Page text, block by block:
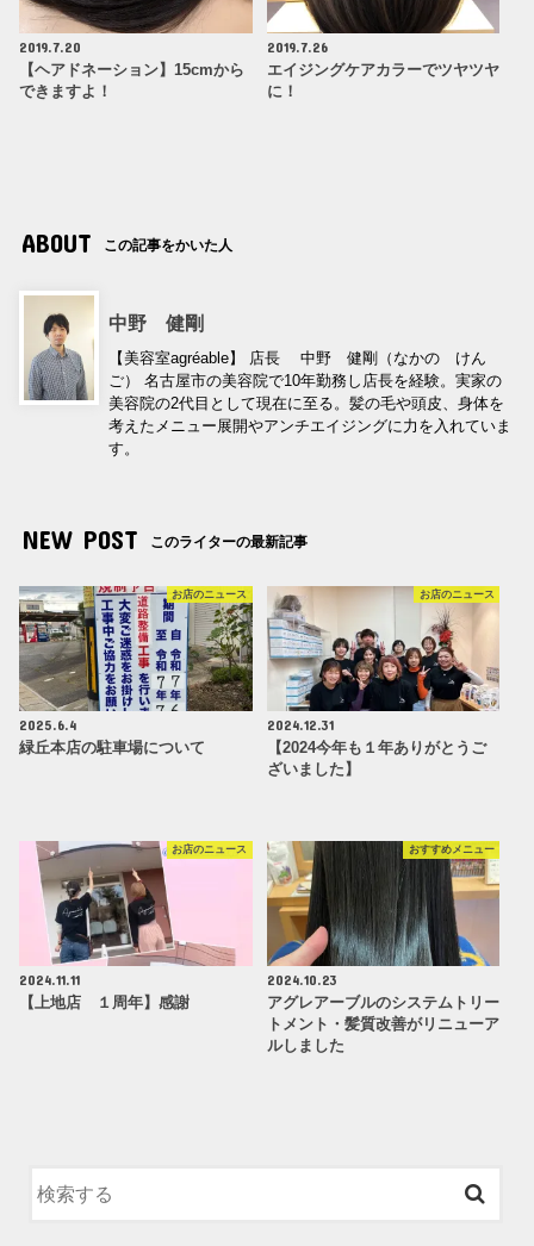
2019.7.20
【ヘアドネーション】15cmから
できますよ！
2019.7.26
エイジングケアカラーでツヤツヤ
に！
ABOUT この記事をかいた人
中野 健剛
【美容室agréable】 店長 中野 健剛（なかの けん
ご） 名古屋市の美容院で10年勤務し店長を経験。実家の
美容院の2代目として現在に至る。髪の毛や頭皮、身体を
考えたメニュー展開やアンチエイジングに力を入れていま
す。
NEW POST このライターの最新記事
お店のニュース
2025.6.4
緑丘本店の駐車場について
お店のニュース
2024.12.31
【2024今年も１年ありがとうご
ざいました】
お店のニュース
2024.11.11
【上地店 １周年】感謝
おすすめメニュー
2024.10.23
アグレアーブルのシステムトリー
トメント・髪質改善がリニューア
ルしました